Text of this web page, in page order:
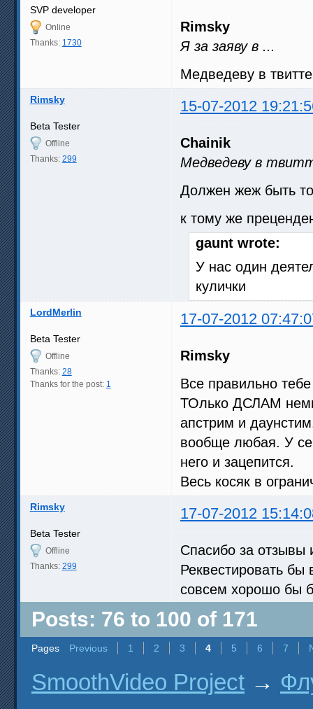
SVP developer
Online
Thanks: 1730
Rimsky
Я за заяву в ...
Медведеву в
Rimsky 15-07-2012
Beta Tester
Offline
Thanks: 299
Chainik
Медведеву в
Должен жеж быть
к тому же
gaunt wrote:
У нас один
кулички
LordMerlin 17-07-2012
Beta Tester
Offline
Thanks: 28
Thanks for the post: 1
Rimsky
Все правильно
ТОлько ДСЛАМ
апстрим и
вообще любая. У
него и зацепится.
Весь косяк в
Rimsky 17-07-2012
Beta Tester
Offline
Thanks: 299
Спасибо за отзывы
Реквестировать бы
совсем хорошо бы
Posts: 76 to 100 of 171
Pages Previous 1 2 3 4 5 6 7
SmoothVideo Project →